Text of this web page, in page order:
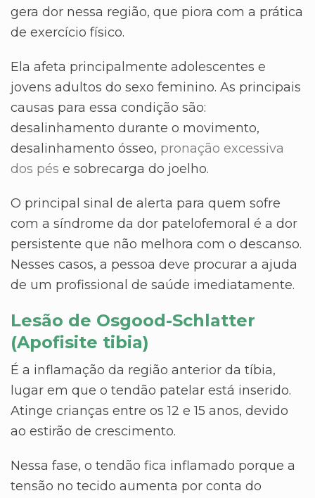
gera dor nessa região, que piora com a prática
de exercício físico.
Ela afeta principalmente adolescentes e
jovens adultos do sexo feminino. As principais
causas para essa condição são:
desalinhamento durante o movimento,
desalinhamento ósseo, pronação excessiva
dos pés e sobrecarga do joelho.
O principal sinal de alerta para quem sofre
com a síndrome da dor patelofemoral é a dor
persistente que não melhora com o descanso.
Nesses casos, a pessoa deve procurar a ajuda
de um profissional de saúde imediatamente.
Lesão de Osgood-Schlatter
(Apofisite tibia)
É a inflamação da região anterior da tíbia,
lugar em que o tendão patelar está inserido.
Atinge crianças entre os 12 e 15 anos, devido
ao estirão de crescimento.
Nessa fase, o tendão fica inflamado porque a
tensão no tecido aumenta por conta do